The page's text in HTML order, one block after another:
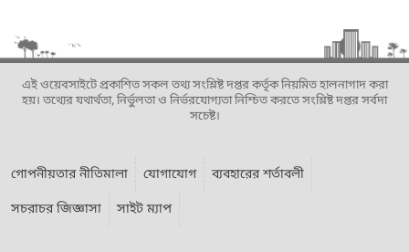
এই ওয়েবসাইটে প্রকাশিত সকল তথ্য সংশ্লিষ্ট দপ্তর কর্তৃক নিয়মিত হালনাগাদ করা
হয়। তথ্যের যথার্থতা, নির্ভুলতা ও নির্ভরযোগ্যতা নিশ্চিত করতে সংশ্লিষ্ট দপ্তর সর্বদা
সচেষ্ট।
গোপনীয়তার নীতিমালা যোগাযোগ
ব্যবহারের শর্তাবলী
সচরাচর জিজ্ঞাসা
সাইট ম্যাপ